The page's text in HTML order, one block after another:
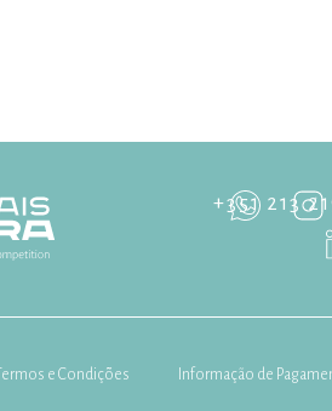
+351 213
Termos e Condições Informação de